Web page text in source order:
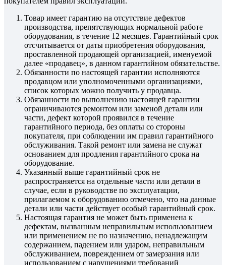
Товар имеет гарантию на отсутствие дефектов
производства, препятствующих нормальной работе
оборудования, в течение 12 месяцев. Гарантийный срок
отсчитывается от даты приобретения оборудования,
проставленной продающей организацией, именуемой
далее «продавец», в данном гарантийном обязательстве.
Обязанности по настоящей гарантии исполняются
продавцом или уполномоченными организациями,
список которых можно получить у продавца.
Обязанности по выполнению настоящей гарантии
ограничиваются ремонтом или заменой детали или
части, дефект которой проявился в течение
гарантийного периода, без оплаты со стороны
покупателя, при соблюдении им правил гарантийного
обслуживания. Такой ремонт или замена не служат
основанием для продления гарантийного срока на
оборудование.
Указанный выше гарантийный срок не
распространяется на отдельные части или детали в
случае, если в руководстве по эксплуатации,
прилагаемом к оборудованию отмечено, что на данные
детали или части действует особый гарантийный срок.
Настоящая гарантия не может быть применена к
дефектам, вызванным неправильным использованием
или применением не по назначению, ненадлежащим
содержанием, падением или ударом, неправильным
обслуживанием, повреждением от замерзания или
использованием с нарушениями требований